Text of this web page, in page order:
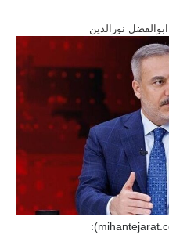
ابوالفضل نورالدین